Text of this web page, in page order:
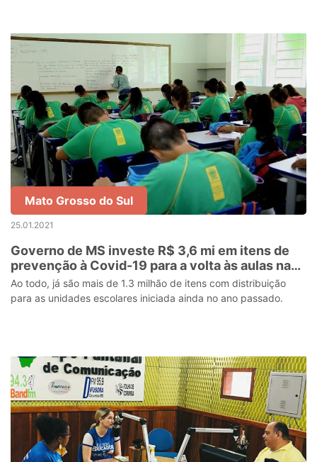
Mato Grosso do Sul
25.01.2021
Governo de MS investe R$ 3,6 mi em itens de
prevenção à Covid-19 para a volta às aulas na
REE
Ao todo, já são mais de 1.3 milhão de itens com distribuição
para as unidades escolares iniciada ainda no ano passado.